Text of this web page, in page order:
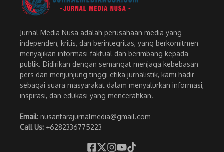
Jurnal Media Nusa adalah perusahaan media yang
independen, kritis, dan berintegritas, yang berkomitmen
menyajikan informasi faktual dan berimbang kepada
publik. Didirikan dengan semangat menjaga kebebasan
pers dan menjunjung tinggi etika jurnalistik, kami hadir
sebagai suara masyarakat dalam menyalurkan informasi,
inspirasi, dan edukasi yang mencerahkan.
Email: nusantarajurnalmedia@gmail.com
Call Us: +6282336775223